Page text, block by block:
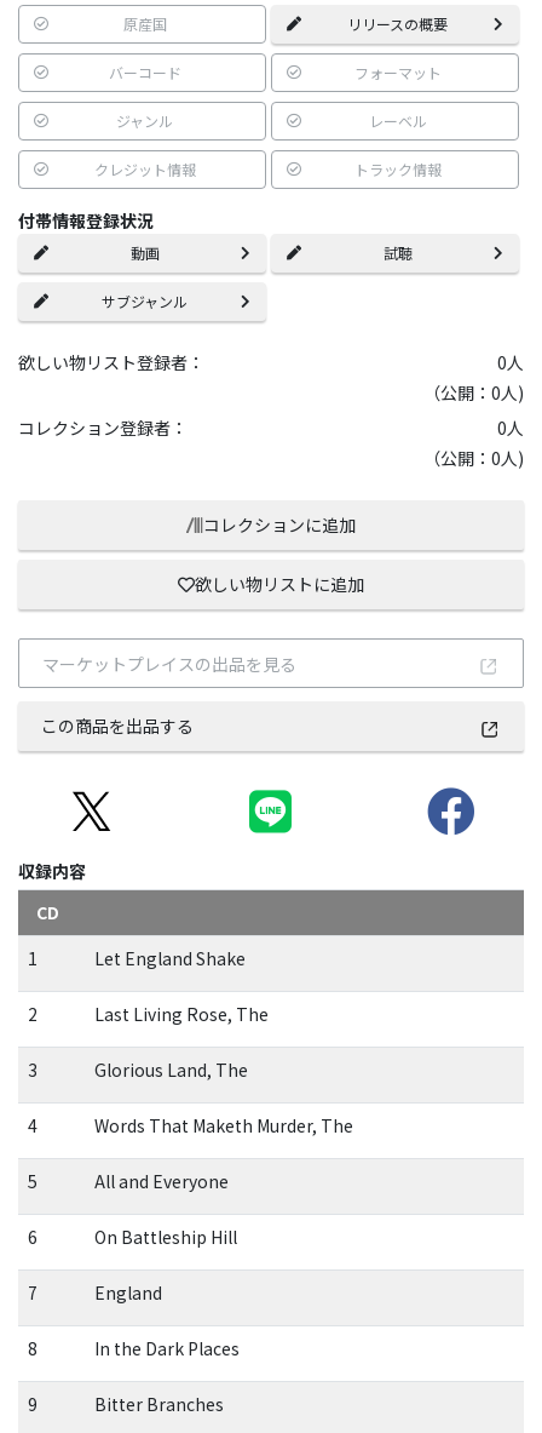
原産国 リリースの概要
バーコード フォーマット
ジャンル レーベル
クレジット情報 トラック情報
付帯情報登録状況
動画 試聴
サブジャンル
欲しい物リスト登録者： 0人
（公開：0人)
コレクション登録者：
0人
（公開：0人)
コレクションに追加
欲しい物リストに追加
マーケットプレイスの出品を見る
この商品を出品する
収録内容
CD
1
Let England Shake
2 Last Living Rose, The
3 Glorious Land, The
4 Words That Maketh Murder, The
5 All and Everyone
6 On Battleship Hill
7 England
8 In the Dark Places
9 Bitter Branches